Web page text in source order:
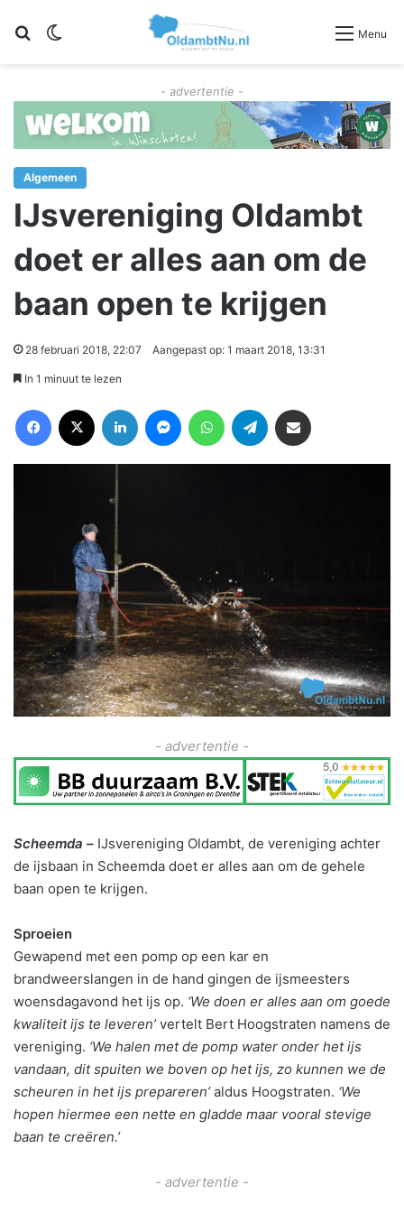
Zoeken Menu
- advertentie -
Algemeen
IJsvereniging Oldambt
doet er alles aan om de
baan open te krijgen
28 februari 2018, 22:07 Aangepast op: 1 maart 2018, 13:31
In 1 minuut te lezen
- advertentie -
Scheemda – IJsvereniging Oldambt, de vereniging achter
de ijsbaan in Scheemda doet er alles aan om de gehele
baan open te krijgen.
Sproeien
Gewapend met een pomp op een kar en
brandweerslangen in de hand gingen de ijsmeesters
woensdagavond het ijs op. ‘We doen er alles aan om goede
kwaliteit ijs te leveren’vertelt Bert Hoogstraten namens de
vereniging. ‘We halen met de pomp water onder het ijs
vandaan, dit spuiten we boven op het ijs, zo kunnen we de
scheuren in het ijs prepareren’aldus Hoogstraten. ‘We
hopen hiermee een nette en gladde maar vooral stevige
baan te creëren.’
- advertentie -